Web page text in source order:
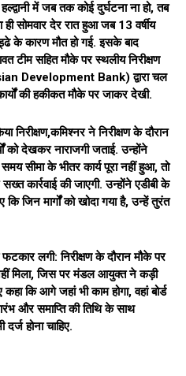
में जब तक कोई दुर्घटना ना हो, तब
सोमवार देर रात हुआ जब 13 वर्षीय
के कारण मौत हो गई. इसके बाद
टीम सहित मौके पर स्थलीय निरीक्षण
Development Bank) द्वारा चल
की हकीकत मौके पर जाकर देखी.
ने निरीक्षण के दौरान
को देखकर नाराजगी जताई. उन्होंने
सीमा के भीतर कार्य पूरा नहीं हुआ, तो
कार्रवाई की जाएगी. उन्होंने एडीबी के
जिन मार्गों को खोदा गया है, उन्हें तुरंत
लगी: निरीक्षण के दौरान मौके पर
मिला, जिस पर मंडल आयुक्त ने कड़ी
कि आगे जहां भी काम होगा, वहां बोर्ड
और समाप्ति की तिथि के साथ
होना चाहिए.